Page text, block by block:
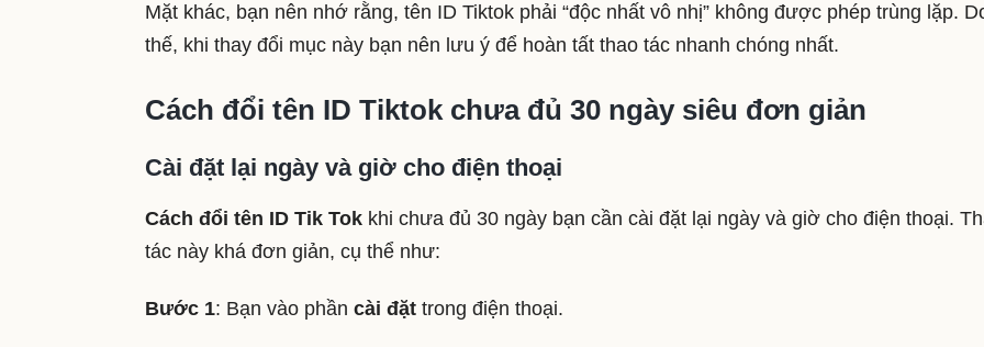
Mặt khác, bạn nên nhớ rằng, tên ID Tiktok phải “độc nhất vô nhị” không được phép trùng lặp.
thế, khi thay đổi mục này bạn nên lưu ý để hoàn tất thao tác nhanh chóng nhất.
Cách đổi tên ID Tiktok chưa đủ 30 ngày siêu đơn giản
Cài đặt lại ngày và giờ cho điện thoại
Cách đổi tên ID Tik Tok khi chưa đủ 30 ngày bạn cần cài đặt lại ngày và giờ cho điện thoại.
tác này khá đơn giản, cụ thể như:
Bước 1: Bạn vào phần cài đặt trong điện thoại.